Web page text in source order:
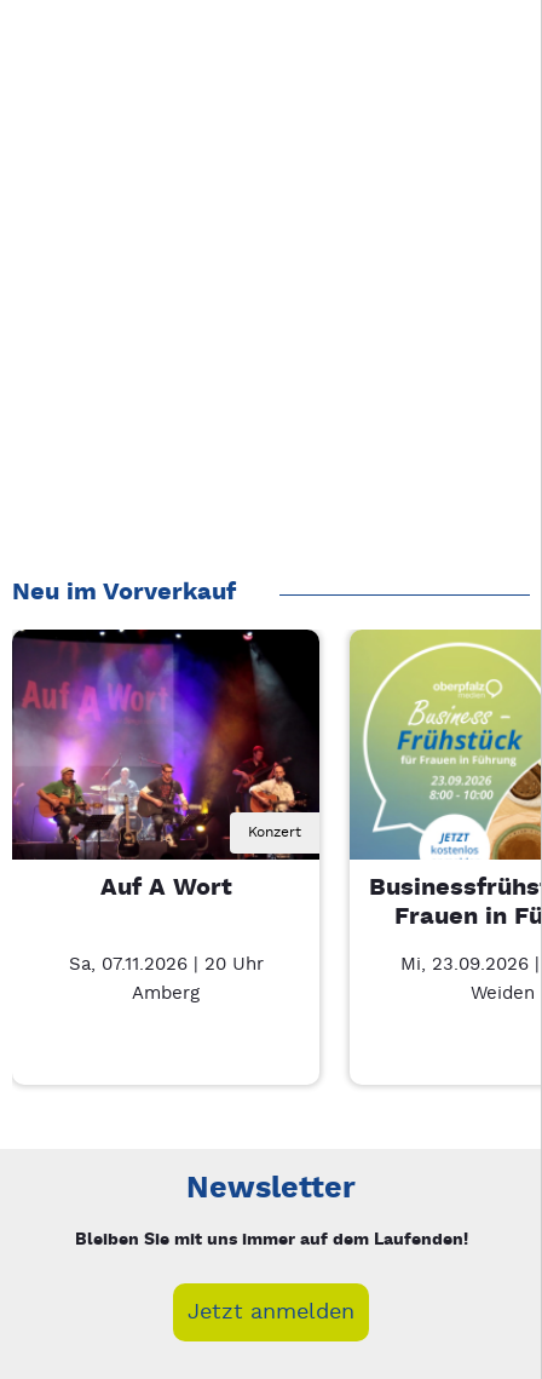
Neu im Vorverkauf
Konzert
Auf A Wort
Sa, 07.11.2026 | 20 Uhr
Amberg
Frauen in
Mi, 23.09.2026
Weiden
Newsletter
Bleiben Sie mit uns immer auf dem Laufenden!
Jetzt anmelden